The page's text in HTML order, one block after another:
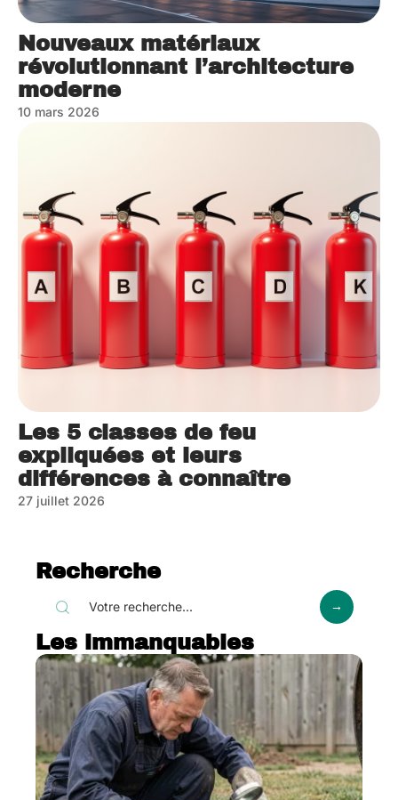
Nouveaux matériaux
révolutionnant l’architecture
moderne
10 mars 2026
Les 5 classes de feu
expliquées et leurs
différences à connaître
27 juillet 2026
Recherche
Les immanquables